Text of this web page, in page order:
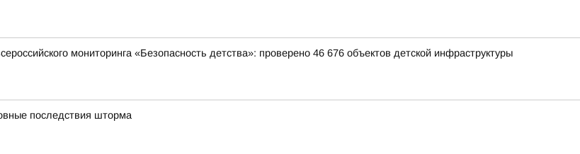
мониторинга «Безопасность детства»: проверено 46 676 объектов детской инфраструктуры
последствия шторма